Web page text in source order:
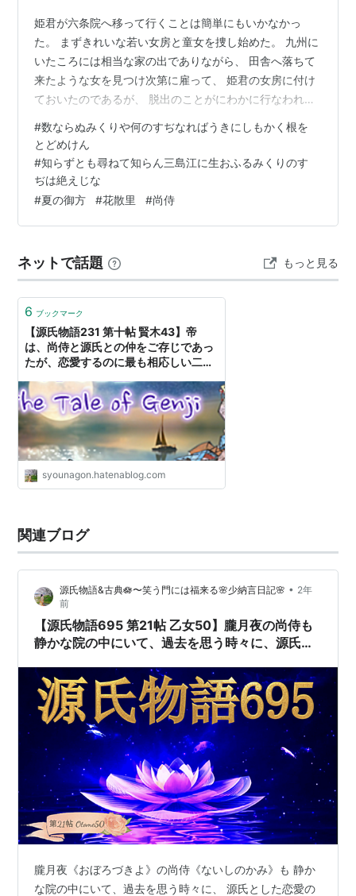
姫君が六条院へ移って行くことは簡単にもいかなかっ
た。 まずきれいな若い女房と童女を捜し始めた。 九州に
いたころには相当な家の出でありながら、 田舎へ落ちて
来たような女を見つけ次第に雇って、 姫君の女房に付け
ておいたのであるが、 脱出のことがにわかに行なわれた
もいなかった。 京は広い所であるから、 市女《いちめ》
というような者に頼んでおくと、 上手《じょうず》に捜
してつれて来るのである。 だれの姫君であるかというよ
うなことは だれにも知らせてないのである。 いったん右
#数ならぬみくりや何のすぢなればうきにしもかく根を
とどめけん
#知らずとも尋ねて知らん三島江に生おふるみくりのす
ぢは絶えじな
#夏の御方 #花散里 #尚侍
ネットで話題 もっと見る
6 ブックマーク
【源氏物語231 第十帖 賢木43】帝
は、尚侍と源氏との仲をご存じであっ
たが、恋愛するのに最も相応しい二人
い。 - 源氏物語&古典🪷〜笑う門には
福来る🌸少納言日記🌸
syounagon.hatenablog.com
関連ブログ
源氏物語&古典🪷〜笑う門には福来る🌸少納言日記🌸 • 2年
前
【源氏物語695 第21帖 乙女50】朧月夜の尚侍も
静かな院の中にいて、過去を思う時々に、源氏と
ごろでも源氏は好便に託して文通をしているので
あった。
朧月夜《おぼろづきよ》の尚侍《ないしのかみ》も 静か
な院の中にいて、過去を思う時々に、 源氏とした恋愛の